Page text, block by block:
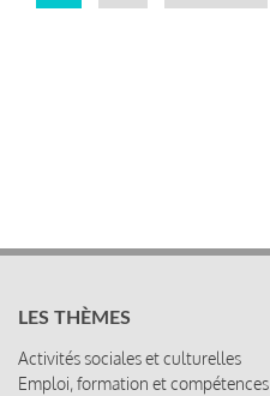
LES THÈMES
Activités sociales et culturelles
Emploi, formation et compétences